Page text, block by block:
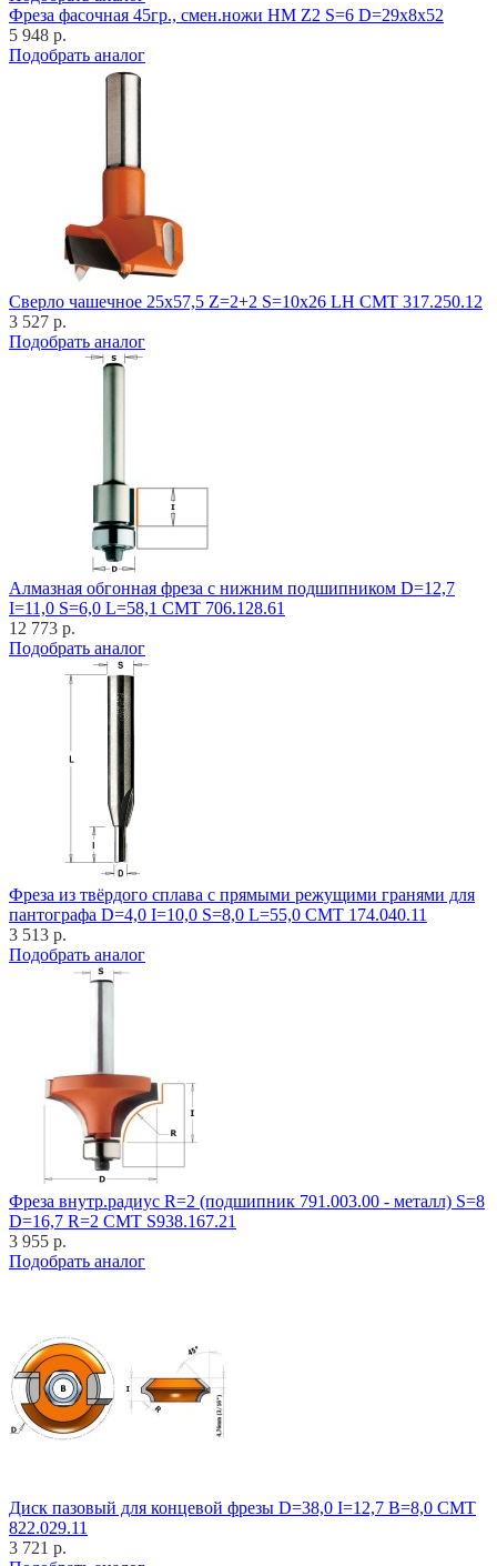
Фреза фасочная 45гр., смен.ножи HM Z2 S=6 D=29x8x52
5 948 р.
Подобрать аналог
Cверло чашечное 25x57,5 Z=2+2 S=10x26 LH CMT 317.250.12
3 527 р.
Подобрать аналог
Алмазная обгонная фреза с нижним подшипником D=12,7
I=11,0 S=6,0 L=58,1 CMT 706.128.61
12 773 р.
Подобрать аналог
Фреза из твёрдого сплава с прямыми режущими гранями для
пантографа D=4,0 I=10,0 S=8,0 L=55,0 CMT 174.040.11
3 513 р.
Подобрать аналог
Фреза внутр.радиус R=2 (подшипник 791.003.00 - металл) S=8
D=16,7 R=2 CMT S938.167.21
3 955 р.
Подобрать аналог
Диск пазовый для концевой фрезы D=38,0 I=12,7 B=8,0 CMT
822.029.11
3 721 р.